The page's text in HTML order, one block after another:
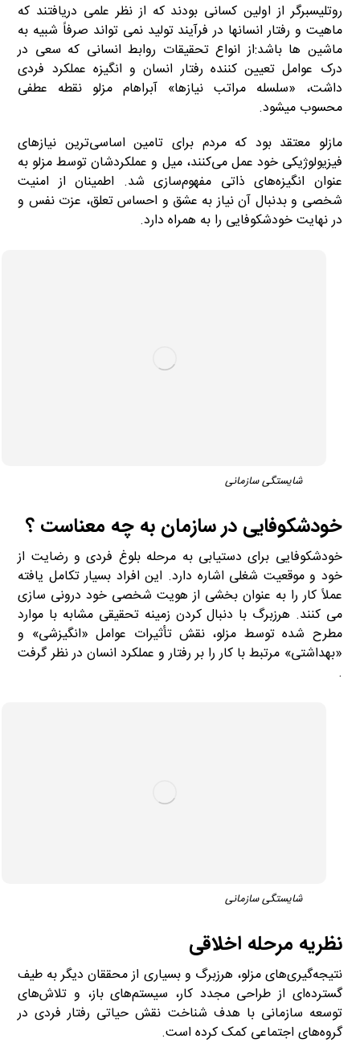
روتلیسبرگر از اولین کسانی بودند که از نظر علمی دریافتند که
ماهیت و رفتار انسانها در فرآیند تولید نمی تواند صرفاً شبیه به
ماشین ها باشد:از انواع تحقیقات روابط انسانی که سعی در
درک عوامل تعیین کننده رفتار انسان و انگیزه عملکرد فردی
داشت، «سلسله مراتب نیازها» آبراهام مزلو نقطه عطفی
محسوب میشود.
مازلو معتقد بود که مردم برای تامین اساسی‌ترین نیازهای
فیزیولوژیکی خود عمل می‌کنند، میل و عملکردشان توسط مزلو به
عنوان انگیزه‌های ذاتی مفهوم‌سازی شد. اطمینان از امنیت
شخصی و بدنبال آن نیاز به عشق و احساس تعلق، عزت نفس و
در نهایت خودشکوفایی را به همراه دارد.
شایستگی سازمانی
خودشکوفایی در سازمان به چه معناست ؟
خودشکوفایی برای دستیابی به مرحله بلوغ فردی و رضایت از
خود و موقعیت شغلی اشاره دارد. این افراد بسیار تکامل یافته
عملاً کار را به عنوان بخشی از هویت شخصی خود درونی سازی
می کنند. هرزبرگ با دنبال کردن زمینه تحقیقی مشابه با موارد
مطرح شده توسط مزلو، نقش تأثیرات عوامل «انگیزشی» و
«بهداشتی» مرتبط با کار را بر رفتار و عملکرد انسان در نظر گرفت
.
شایستگی سازمانی
نظریه مرحله اخلاقی
نتیجه‌گیری‌های مزلو، هرزبرگ و بسیاری از محققان دیگر به طیف
گسترده‌ای از طراحی مجدد کار، سیستم‌های باز، و تلاش‌های
توسعه سازمانی با هدف شناخت نقش حیاتی رفتار فردی در
گروه‌های اجتماعی کمک کرده است.